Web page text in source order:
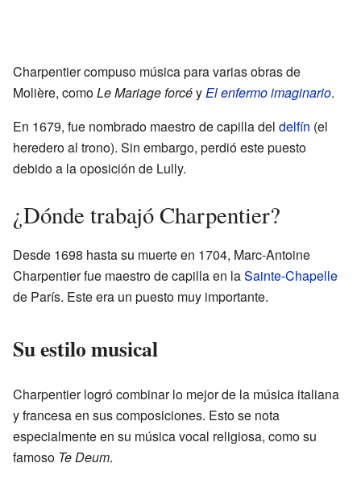
Charpentier compuso música para varias obras de
Molière, comoLe Mariage forcéyEl enfermo imaginario.
En 1679, fue nombrado maestro de capilla del delfín (el
heredero al trono). Sin embargo, perdió este puesto
debido a la oposición de Lully.
¿Dónde trabajó Charpentier?
Desde 1698 hasta su muerte en 1704, Marc-Antoine
Charpentier fue maestro de capilla en laSainte-Chapelle
de París. Este era un puesto muy importante.
Su estilo musical
Charpentier logró combinar lo mejor de la música italiana
y francesa en sus composiciones. Esto se nota
especialmente en su música vocal religiosa, como su
famoso Te Deum.